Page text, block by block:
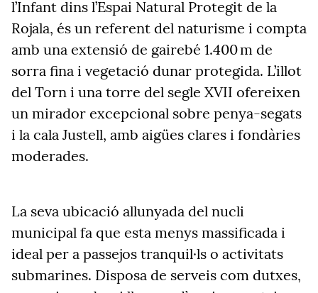
l’Infant dins l’Espai Natural Protegit de la
Rojala, és un referent del naturisme i compta
amb una extensió de gairebé 1.400 m de
sorra fina i vegetació dunar protegida. L’illot
del Torn i una torre del segle XVII ofereixen
un mirador excepcional sobre penya-segats
i la cala Justell, amb aigües clares i fondàries
moderades.
La seva ubicació allunyada del nucli
municipal fa que esta menys massificada i
ideal per a passejos tranquil·ls o activitats
submarines. Disposa de serveis com dutxes,